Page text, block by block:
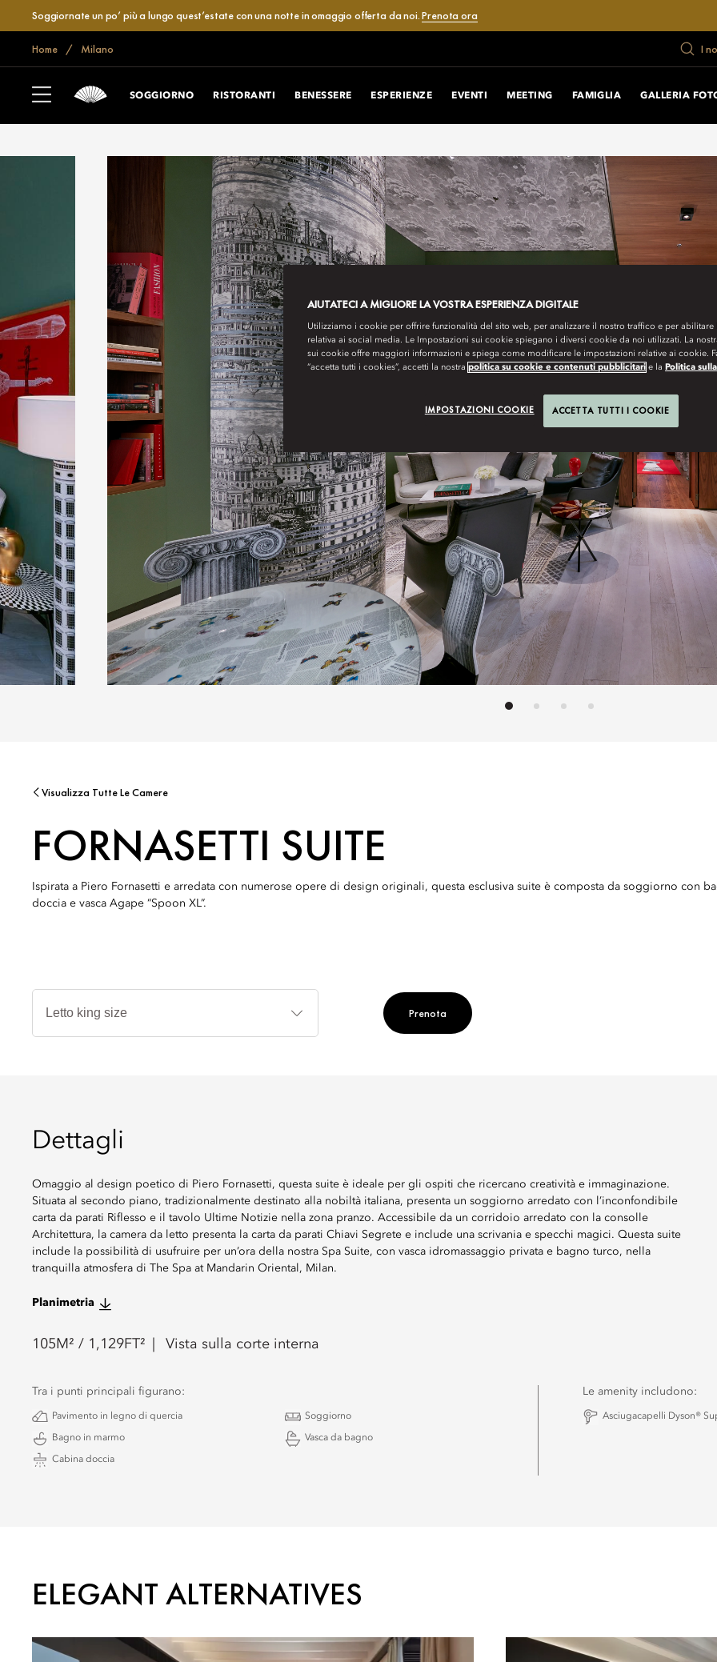
Soggiornate un po’ più a lungo quest’estate con una notte in omaggio offerta da noi.Prenota ora
Home Milano I
SOGGIORNO RISTORANTI BENESSERE ESPERIENZE EVENTI MEETING FAMIGLIA GALLERIA
Visualizza Tutte Le Camere
FORNASETTI SUITE
Ispirata a Piero Fornasetti e arredata con numerose opere di design originali, questa esclusiva suite è composta da soggiorno con
doccia e vasca Agape “Spoon XL”.
Tipi
Prenota
Dettagli
Omaggio al design poetico di Piero Fornasetti, questa suite è ideale per gli ospiti che ricercano creatività e immaginazione.
Situata al secondo piano, tradizionalmente destinato alla nobiltà italiana, presenta un soggiorno arredato con l’inconfondibile
carta da parati Riflesso e il tavolo Ultime Notizie nella zona pranzo. Accessibile da un corridoio arredato con la consolle
Architettura, la camera da letto presenta la carta da parati Chiavi Segrete e include una scrivania e specchi magici. Questa suite
include la possibilità di usufruire per un’ora della nostra Spa Suite, con vasca idromassaggio privata e bagno turco, nella
tranquilla atmosfera di The Spa at Mandarin Oriental, Milan.
Planimetria
105 M² / 1,129FT² Vista sulla corte interna
Tra i punti principali figurano:
Pavimento in legno di quercia Soggiorno
Bagno in marmo Vasca da bagno
Cabina doccia
Le amenity includono:
Asciugacapelli Dyson®
ELEGANT ALTERNATIVES
AIUTATECI A MIGLIORE LA VOSTRA ESPERIENZA DIGITALE
Utilizziamo i cookie per offrire funzionalità del sito web, per analizzare il nostro traffico e per abilitare
relativa ai social media. Le Impostazioni sui cookie spiegano i diversi cookie da noi utilizzati. La
sui cookie offre maggiori informazioni e spiega come modificare le impostazioni relative ai cookie.
“accetta tutti i cookies”, accetti la nostra politica su cookie e contenuti pubblicitari e la Politica
IMPOSTAZIONI COOKIE ACCETTA TUTTI I COOKIE